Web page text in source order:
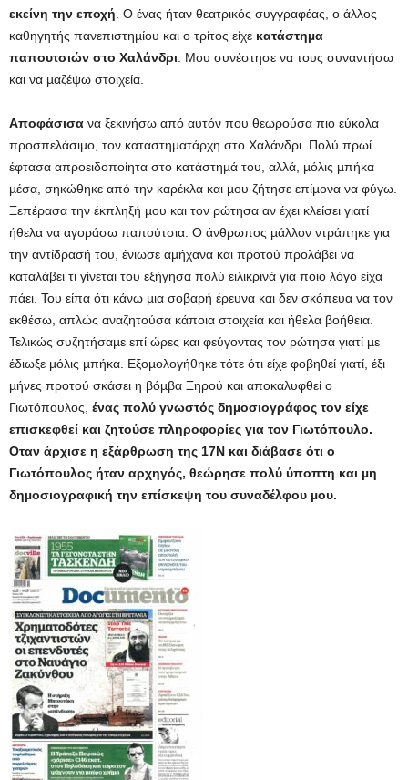
εκείνη την εποχή . Ο ένας ήταν θεατρικός συγγραφέας, ο άλλος
καθηγητής πανεπιστηµίου και ο τρίτος είχε κατάστηµα
παπουτσιών στο Χαλάνδρι . Μου συνέστησε να τους συναντήσω
και να µαζέψω στοιχεία.
Αποφάσισα να ξεκινήσω από αυτόν που θεωρούσα πιο εύκολα
προσπελάσιµο, τον καταστηµατάρχη στο Χαλάνδρι. Πολύ πρωί
έφτασα απροειδοποίητα στο κατάστηµά του, αλλά, µόλις µπήκα
µέσα, σηκώθηκε από την καρέκλα και µου ζήτησε επίµονα να φύγω.
Ξεπέρασα την έκπληξή µου και τον ρώτησα αν έχει κλείσει γιατί
ήθελα να αγοράσω παπούτσια. Ο άνθρωπος µάλλον ντράπηκε για
την αντίδρασή του, ένιωσε αµήχανα και προτού προλάβει να
καταλάβει τι γίνεται του εξήγησα πολύ ειλικρινά για ποιο λόγο είχα
πάει. Του είπα ότι κάνω µια σοβαρή έρευνα και δεν σκόπευα να τον
εκθέσω, απλώς αναζητούσα κάποια στοιχεία και ήθελα βοήθεια.
Τελικώς συζητήσαµε επί ώρες και φεύγοντας τον ρώτησα γιατί µε
έδιωξε µόλις µπήκα. Εξοµολογήθηκε τότε ότι είχε φοβηθεί γιατί, έξι
µήνες προτού σκάσει η βόµβα Ξηρού και αποκαλυφθεί ο
Γιωτόπουλος, ένας πολύ γνωστός δηµοσιογράφος τον είχε
επισκεφθεί και ζητούσε πληροφορίες για τον Γιωτόπουλο.
Οταν άρχισε η εξάρθρωση της 17Ν και διάβασε ότι ο
Γιωτόπουλος ήταν αρχηγός, θεώρησε πολύ ύποπτη και µη
δηµοσιογραφική την επίσκεψη του συναδέλφου µου.